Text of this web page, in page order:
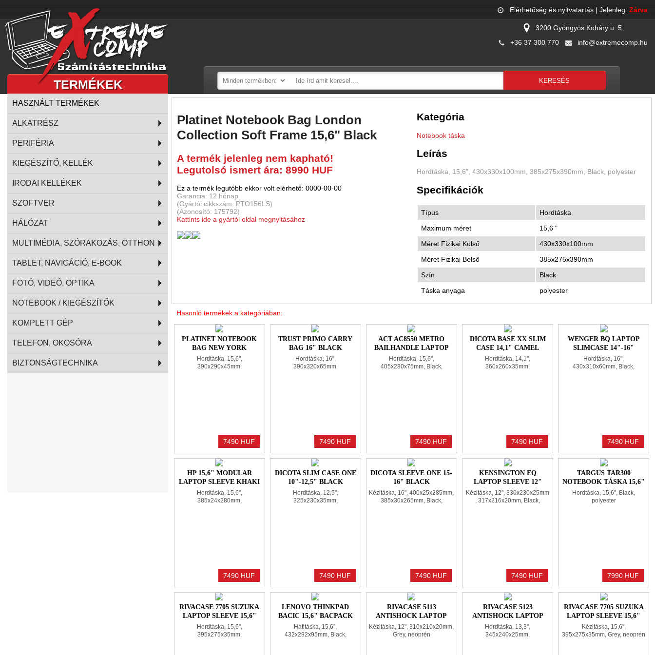
Elérhetőség és nyitvatartás | Jelenleg: Zárva
3200 Gyöngyös Koháry u. 5
+36 37 300 770
info@extremecomp.hu
TERMÉKEK
HASZNÁLT TERMÉKEK
ALKATRÉSZ
PERIFÉRIA
KIEGÉSZÍTŐ, KELLÉK
IRODAI KELLÉKEK
SZOFTVER
HÁLÓZAT
MULTIMÉDIA, SZÓRAKOZÁS, OTTHON
TABLET, NAVIGÁCIÓ, E-BOOK
FOTÓ, VIDEÓ, OPTIKA
NOTEBOOK / KIEGÉSZÍTŐK
KOMPLETT GÉP
TELEFON, OKOSÓRA
BIZTONSÁGTECHNIKA
Platinet Notebook Bag London
Collection Soft Frame 15,6" Black
A termék jelenleg nem kapható!
Legutolsó ismert ára: 8990 HUF
Ez a termék legutóbb ekkor volt elérhető: 0000-00-00
Garancia: 12 hónap
(Gyártói cikkszám: PTO156LS)
(Azonosító: 175792)
Kattints ide a gyártói oldal megnyitásához
Kategória
Notebook táska
Leírás
Hordtáska, 15,6", 430x330x100mm, 385x275x390mm, Black, polyester
Specifikációk
Típus
Hordtáska
Maximum méret
15,6 "
Méret Fizikai Külső
430x330x100mm
Méret Fizikai Belső
385x275x390mm
Szín
Black
Táska anyaga
polyester
Hasonló termékek a kategóriában:
PLATINET NOTEBOOK
BAG NEW YORK
COLLECTION 15,6" GREY
Hordtáska, 15,6",
390x290x45mm,
7490 HUF
TRUST PRIMO CARRY
BAG 16" BLACK
Hordtáska, 16",
390x320x65mm,
7490 HUF
ACT AC8550 METRO
BAILHANDLE LAPTOP
BAG 15,6" BLACK
Hordtáska, 15,6",
405x280x75mm, Black,
7490 HUF
DICOTA BASE XX SLIM
CASE 14,1" CAMEL
BROWN
Hordtáska, 14,1",
360x260x35mm,
7490 HUF
WENGER BQ LAPTOP
SLIMCASE 14"-16"
BLACK
Hordtáska, 16",
430x310x60mm, Black,
7490 HUF
HP 15,6" MODULAR
LAPTOP SLEEVE KHAKI
Hordtáska, 15,6",
385x24x280mm,
7490 HUF
DICOTA SLIM CASE ONE
10"-12,5" BLACK
Hordtáska, 12,5",
325x230x35mm,
7490 HUF
DICOTA SLEEVE ONE 15-
16" BLACK
Kézitáska, 16", 400x25x285mm,
385x30x265mm, Black,
7490 HUF
KENSINGTON EQ
LAPTOP SLEEVE 12"
BLACK
Kézitáska, 12", 330x230x25mm
, 317x216x20mm, Black,
7490 HUF
TARGUS TAR300
NOTEBOOK TÁSKA 15,6"
BLACK
Hordtáska, 15,6", Black,
polyester
7990 HUF
RIVACASE 7705 SUZUKA
LAPTOP SLEEVE 15,6"
BLACK
Hordtáska, 15,6",
395x275x35mm,
LENOVO THINKPAD
BACIC 15,6" BACPACK
BLACK
Hátitáska, 15,6",
432x292x95mm, Black,
RIVACASE 5113
ANTISHOCK LAPTOP
SLEEVE 12" DARK GREY
Kézitáska, 12", 310x210x20mm,
Grey, neoprén
RIVACASE 5123
ANTISHOCK LAPTOP
SLEEVE 13,3" DARK
GREY
Hordtáska, 13,3",
345x240x25mm,
RIVACASE 7705 SUZUKA
LAPTOP SLEEVE 15,6"
GREY
Kézitáska, 15,6",
395x275x35mm, Grey, neoprén